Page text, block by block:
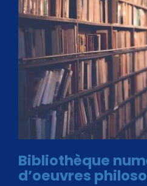
Bibliothèque
d’oeuvres